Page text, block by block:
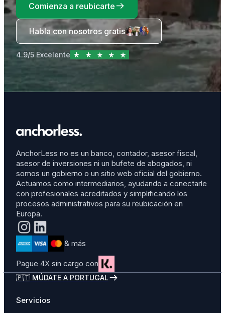
Comienza a reubicarte
Habla con nosotros gratis
4.9/5 Excelente
AnchorLess no es un banco, contador, asesor fiscal,
asesor de inversiones ni un bufete de abogados, ni
somos un gobierno o un sitio web oficial del gobierno.
Actuamos como intermediarios, ayudando a conectarle
con profesionales acreditados y simplificando los
procesos administrativos para su reubicación en
Europa.
& más
Pague 4X sin cargo con
🇵🇹 MÚDATE A PORTUGAL
Servicios